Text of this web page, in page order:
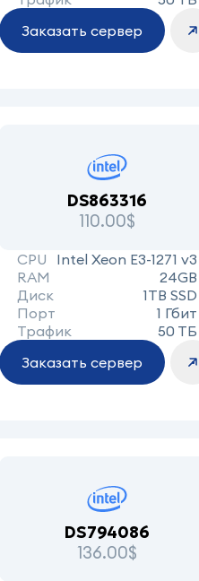
Заказать сервер
DS863316
110.00$
CPU
Intel Xeon E3-1271 v3
RAM
24GB
Диск
1TB SSD
Порт
1 Гбит
Трафик
50 ТБ
Заказать сервер
DS794086
136.00$